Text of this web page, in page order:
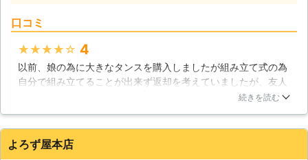
染防止のため、マスク着用にてご訪問
側板、棚板、背面板、それぞれの場所
に付けなければならない大量のネジな
ど、初めて組立をされる方には非常に
時間のかかる大変な作業となりがちで
す。大きな家具となればなおさら難し
口コミ
★★★★★ 4
以前、娘の為に大きなタンスを購入しましたが組み立て式の為
自分で組み立てることが出来ず返却を考えていましたが、友人
に出勤組み立てサービス業者を紹介してもらい依頼する事を決
出来ました。これからも大きな重い組み立て式の家具などは出
勤組み立てサービスを利用して快適な生活が送れるように心が
続きを読む
よろず屋本店